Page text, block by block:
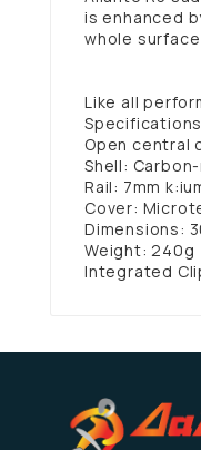
is enhanced
whole
Like all
Specifications
Open central
Shell:
Rail: 7mm
Cover:
Dimensions:
Weight: 240g
Integrated